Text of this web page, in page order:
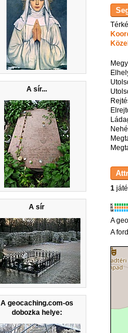
A sír...
A sír
A geocaching.com-os
dobozka helye:
1
K
R
W
A
A